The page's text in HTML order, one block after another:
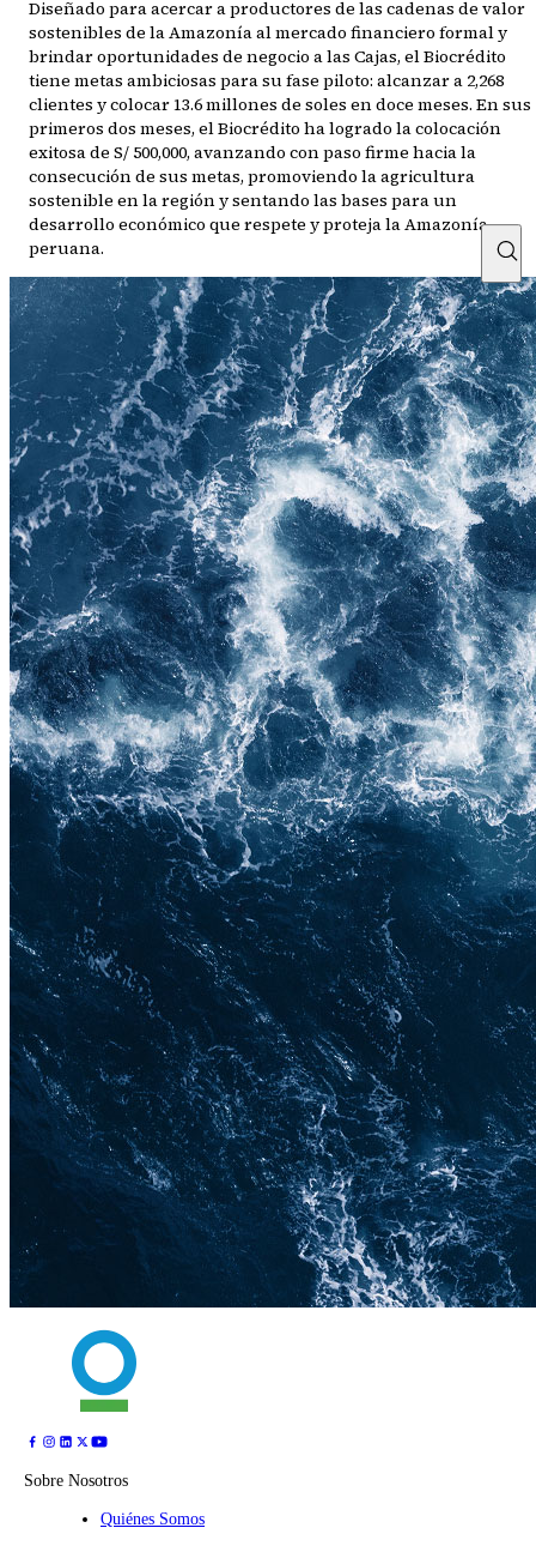
Diseñado para acercar a productores de las cadenas de valor
sostenibles de la Amazonía al mercado financiero formal y
brindar oportunidades de negocio a las Cajas, el Biocrédito
tiene metas ambiciosas para su fase piloto: alcanzar a 2,268
clientes y colocar 13.6 millones de soles en doce meses. En sus
primeros dos meses, el Biocrédito ha logrado la colocación
exitosa de S/ 500,000, avanzando con paso firme hacia la
consecución de sus metas, promoviendo la agricultura
sostenible en la región y sentando las bases para un
desarrollo económico que respete y proteja la Amazonía
peruana.
Sobre Nosotros
Quiénes Somos